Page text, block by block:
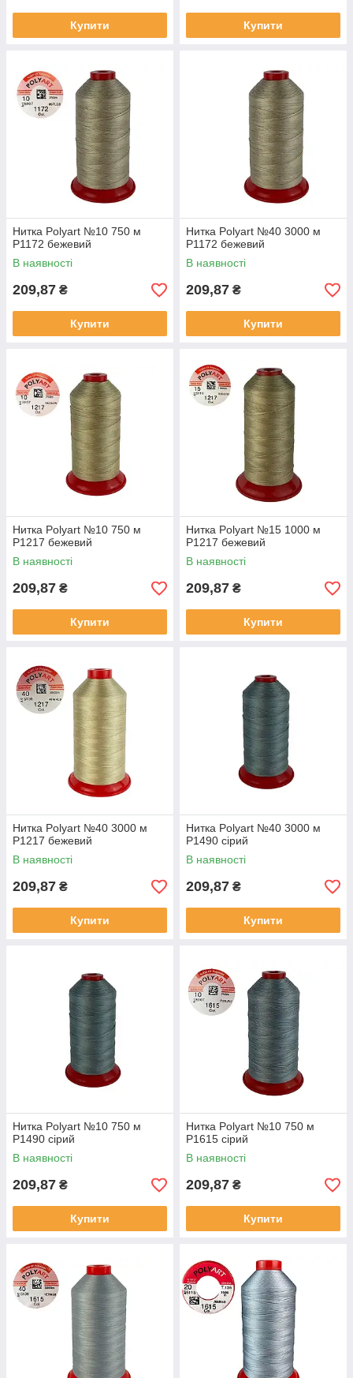
Купити Купити
Нитка Polyart №10 750 м
Р1172 бежевий
В наявності
209,87 ₴
Купити
Нитка Polyart №40 3000 м
Р1172 бежевий
В наявності
209,87 ₴
Купити
Нитка Polyart №10 750 м
Р1217 бежевий
В наявності
209,87 ₴
Купити
Нитка Polyart №15 1000 м
Р1217 бежевий
В наявності
209,87 ₴
Купити
Нитка Polyart №40 3000 м
Р1217 бежевий
В наявності
209,87 ₴
Купити
Нитка Polyart №40 3000 м
Р1490 сірий
В наявності
209,87 ₴
Купити
Нитка Polyart №10 750 м
Р1490 сірий
В наявності
209,87 ₴
Купити
Нитка Polyart №10 750 м
Р1615 сірий
В наявності
209,87 ₴
Купити